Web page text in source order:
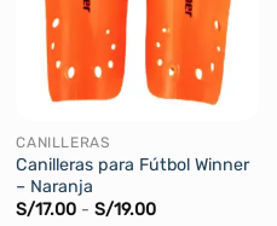
pueden
elegir
la
página
de
producto
CANILLERAS
Canilleras para Fútbol Winner
– Naranja
S/17.00 - S/19.00Rango